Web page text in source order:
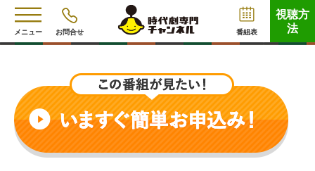
メニュー お問合せ 番組表
視聴方
法